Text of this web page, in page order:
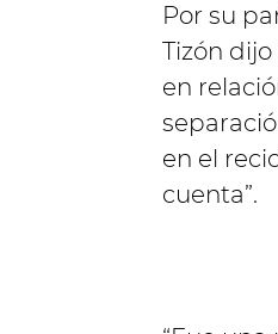
Por su
Tizón
en
en el
cuenta”.